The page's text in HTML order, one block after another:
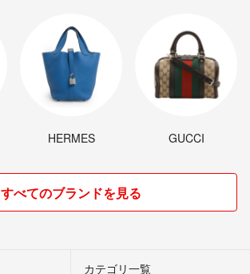
HERMES GUCCI
すべてのブランドを見る
カテゴリ一覧